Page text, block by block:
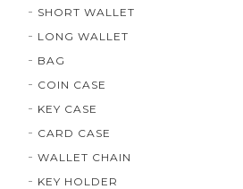
SHORT WALLET
LONG WALLET
BAG
COIN CASE
KEY CASE
CARD CASE
WALLET CHAIN
KEY HOLDER